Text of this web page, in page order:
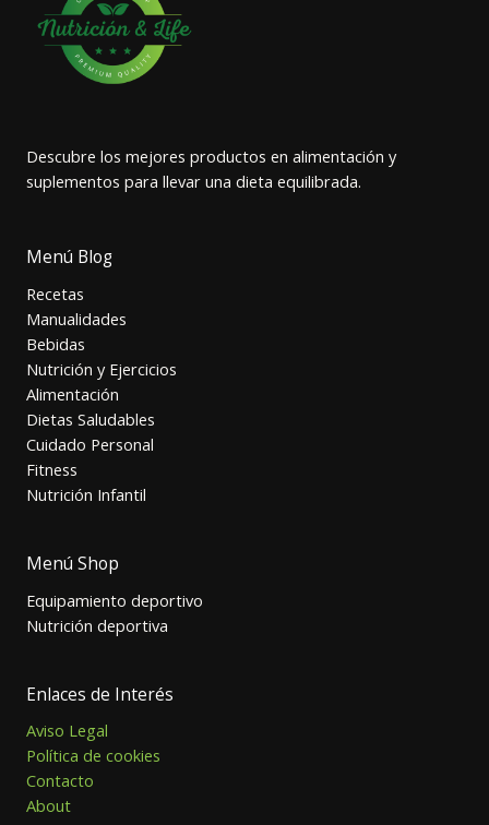
Descubre los mejores productos en alimentación y
suplementos para llevar una dieta equilibrada.
Menú Blog
Recetas
Manualidades
Bebidas
Nutrición y Ejercicios
Alimentación
Dietas Saludables
Cuidado Personal
Fitness
Nutrición Infantil
Menú Shop
Equipamiento deportivo
Nutrición deportiva
Enlaces de Interés
Aviso Legal
Política de cookies
Contacto
About